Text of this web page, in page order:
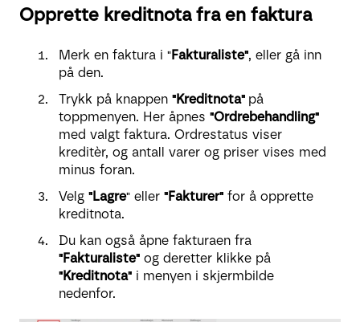
Opprette kreditnota fra en faktura
Merk en faktura i "Fakturaliste", eller gå inn
på den.
Trykk på knappen "Kreditnota" på
toppmenyen. Her åpnes "Ordrebehandling"
med valgt faktura. Ordrestatus viser
kreditèr, og antall varer og priser vises med
minus foran.
Velg "Lagre" eller "Fakturer" for å opprette
kreditnota.
Du kan også åpne fakturaen fra
"Fakturaliste" og deretter klikke på
"Kreditnota" i menyen i skjermbilde
nedenfor.